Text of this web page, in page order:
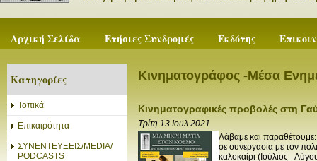
Αρχική Σελίδα Ετήσιες Συνδρομές Εκδότης
Κατηγορίες
Τοπικά
Επικαιρότητα
ΣΥΝΕΝΤΕΥΞΕΙΣ/MEDIA/
PODCASTS
Κινηματογράφος -Μέσα
Κινηματογραφικές προβολές στη
Τρίτη 13 Ιουλ 2021
Λάβαμε και
σε συνεργασία με τον
καλοκαίρι (Ιούλιος -